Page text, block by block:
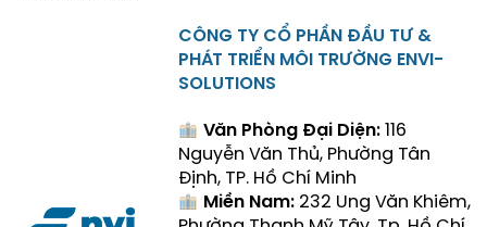
CÔNG TY CỔ PHẦN ĐẦU TƯ &
PHÁT TRIỂN MÔI TRƯỜNG ENVI-
SOLUTIONS
Văn Phòng Đại Diện:116
Nguyễn Văn Thủ, Phường Tân
Định, TP. Hồ Chí Minh
Miền Nam:232 Ung Văn Khiêm,